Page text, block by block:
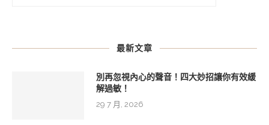
最新文章
別再忽視內心的聲音！四大妙招讓你有效緩
解過敏！
29 7 月, 2026